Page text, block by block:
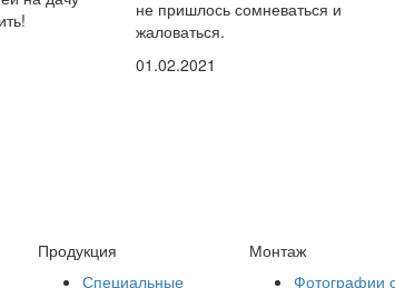
не пришлось сомневаться и
жаловаться.
01.02.2021
Продукция
Специальные
Монтаж
Фотографии